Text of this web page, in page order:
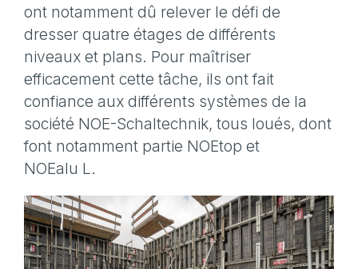
ont notamment dû relever le défi de
dresser quatre étages de différents
niveaux et plans. Pour maîtriser
efficacement cette tâche, ils ont fait
confiance aux différents systèmes de la
société NOE-Schaltechnik, tous loués, dont
font notamment partie NOEtop et
NOEalu L.